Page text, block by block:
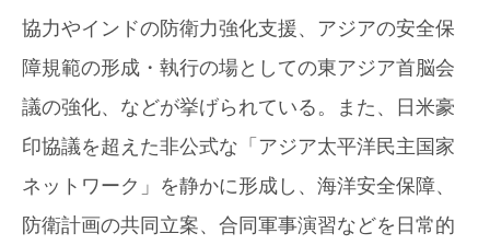
協力やインドの防衛力強化支援、アジアの安全保
障規範の形成・執行の場としての東アジア首脳会
議の強化、などが挙げられている。また、日米豪
印協議を超えた非公式な「アジア太平洋民主国家
ネットワーク」を静かに形成し、海洋安全保障、
防衛計画の共同立案、合同軍事演習などを日常的